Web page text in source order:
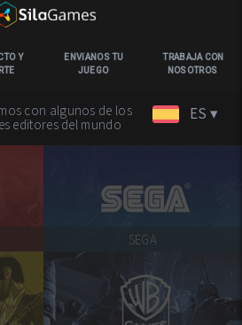
Y
ENVíANOS TU
JUEGO
TRABAJA CON
NOSOTROS
con algunos de los
editores del mundo
ES ▾
SEGA